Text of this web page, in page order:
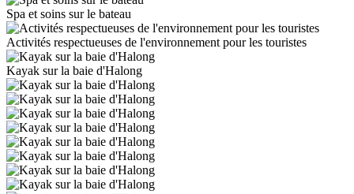
Spa et soins sur le bateau
Activités respectueuses de l'environnement pour les touristes
Kayak sur la baie d'Halong